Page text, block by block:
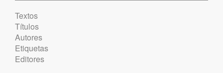
Textos
Títulos
Autores
Etiquetas
Editores